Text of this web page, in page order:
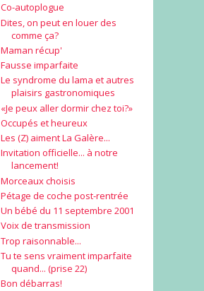
Co-autoplogue
Dites, on peut en louer des
comme ça?
Maman récup'
Fausse imparfaite
Le syndrome du lama et autres
plaisirs gastronomiques
«Je peux aller dormir chez toi?»
Occupés et heureux
Les (Z) aiment La Galère...
Invitation officielle... à notre
lancement!
Morceaux choisis
Pétage de coche post-rentrée
Un bébé du 11 septembre 2001
Voix de transmission
Trop raisonnable...
Tu te sens vraiment imparfaite
quand... (prise 22)
Bon débarras!